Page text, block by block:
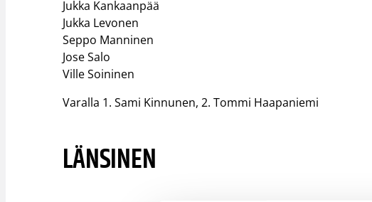
Jukka Kankaanpää​
Jukka Levonen​
Seppo Manninen​
Jose Salo​
Ville Soininen​
Varalla 1. Sami Kinnunen, 2. Tommi Haapaniemi
LÄNSINEN